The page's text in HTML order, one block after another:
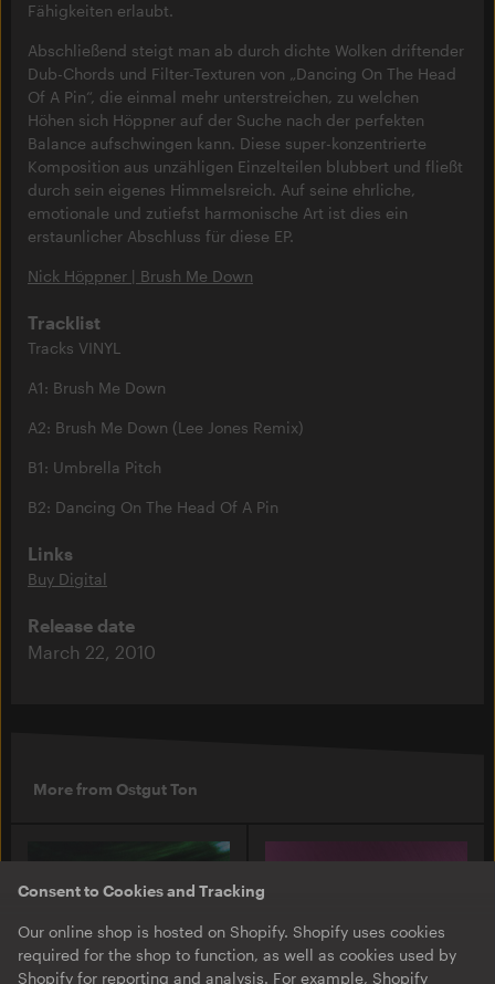
Consent to Cookies and Tracking
Our online shop is hosted on Shopify. Shopify uses cookies
required for the shop to function, as well as cookies used by
Shopify for reporting and analysis. For example, Shopify
Fähigkeiten erlaubt.
Abschließend steigt man ab durch dichte Wolken driftender
Dub-Chords und Filter-Texturen von „Dancing On The Head
Of A Pin“, die einmal mehr unterstreichen, zu welchen
Höhen sich Höppner auf der Suche nach der perfekten
Balance aufschwingen kann. Diese super-konzentrierte
Komposition aus unzähligen Einzelteilen blubbert und fließt
durch sein eigenes Himmelsreich. Auf seine ehrliche,
emotionale und zutiefst harmonische Art ist dies ein
erstaunlicher Abschluss für diese EP.
Nick Höppner | Brush Me Down
Tracklist
Tracks VINYL
A1: Brush Me Down
A2: Brush Me Down (Lee Jones Remix)
B1: Umbrella Pitch
B2: Dancing On The Head Of A Pin
Links
Buy Digital
Release date
March 22, 2010
More from Ostgut Ton